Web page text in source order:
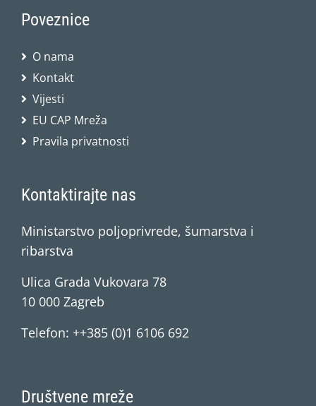
Poveznice
O nama
Kontakt
Vijesti
EU CAP Mreža
Pravila privatnosti
Kontaktirajte nas
Ministarstvo poljoprivrede, šumarstva i
ribarstva
Ulica Grada Vukovara 78
10 000 Zagreb
Telefon: ++385 (0)1 6106 692
Društvene mreže